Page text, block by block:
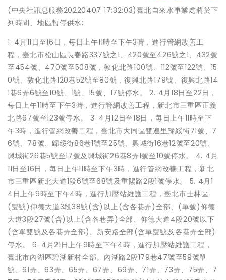
(中央社訊息服務20220407 17:32:03)臺北自來水事業處將於下
列時間、地區暫停供水:
1. 4月11日至16日，每日上午11時至下午3時，進行管網改善工
程，臺北市松山區長春路337號之1、420號至426號之1、432號
至454號、470號至508號，敦化北路100號、112號至122號、15
0號、敦化北路120巷52號至80號，復興北路179號、復興北路14
1巷6弄6號至10號、1號、15號、17號停水。 2. 4月18日至22日，
每日上午11時至下午3時，進行管網改善工程，新北市三重區正義
北路67號至123號停水。 3. 4月12日至18日，每日上午11時至下
午3時，進行管網改善工程，臺北市大同區雙連里歸綏街71號、7
6號、78號、歸綏街86巷1號至25號、興城街16巷12號至20號、
興城街26巷5號至17號及興城街26巷8弄1號至10號停水。 4. 4月
11日至16日，每日上午11時至下午3時，進行管網改善工程，新北
市三重區新北大道1段6號至68號及重陽路2段1號停水。 5. 4月1
4日上午9時至下午4時，進行加壓站維護工程，臺北市士林區
(雙號)仰德大道3段38號(含)以上(含各巷弄)全部、(單號)仰德
大道3段27號(含)以上(含各巷弄)全部、仰德大道4段20號以下
(含單雙號及各巷弄全部)、新安路全部(含單雙號及各巷弄全部)
停水。 6. 4月21日上午9時至下午4時，進行加壓站維護工程，
臺北市內湖區碧湖新村全部。內湖路2段179巷47號至59號單
號、61弄、63弄、65弄、67弄、69弄、71弄、73弄、75弄、7